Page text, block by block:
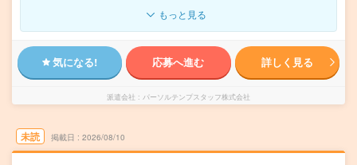
もっと見る
気になる! 応募へ進む 詳しく見る
派遣会社 パーソルテンプスタッフ株式会社
未読 掲載日 2026/08/10